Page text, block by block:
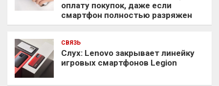
оплату покупок, даже если
смартфон полностью разряжен
СВЯЗЬ
Слух: Lenovo закрывает линейку
игровых смартфонов Legion